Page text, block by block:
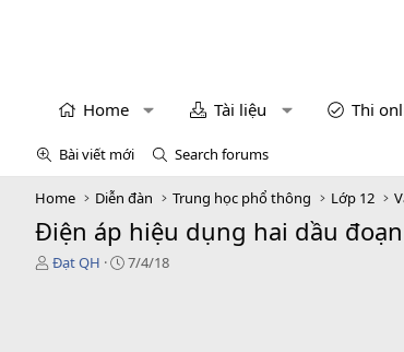
Home Tài liệu Thi
Bài viết mới Search forums
Home Diễn đàn Trung học phổ thông Lớp 12
Điện áp hiệu dụng hai dầu
T
Đạt QH
N
7/4/18